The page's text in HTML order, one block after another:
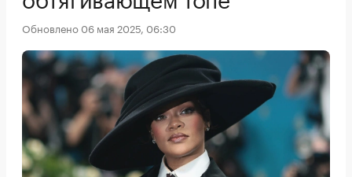
Обновлено 06 мая 2025, 06:30